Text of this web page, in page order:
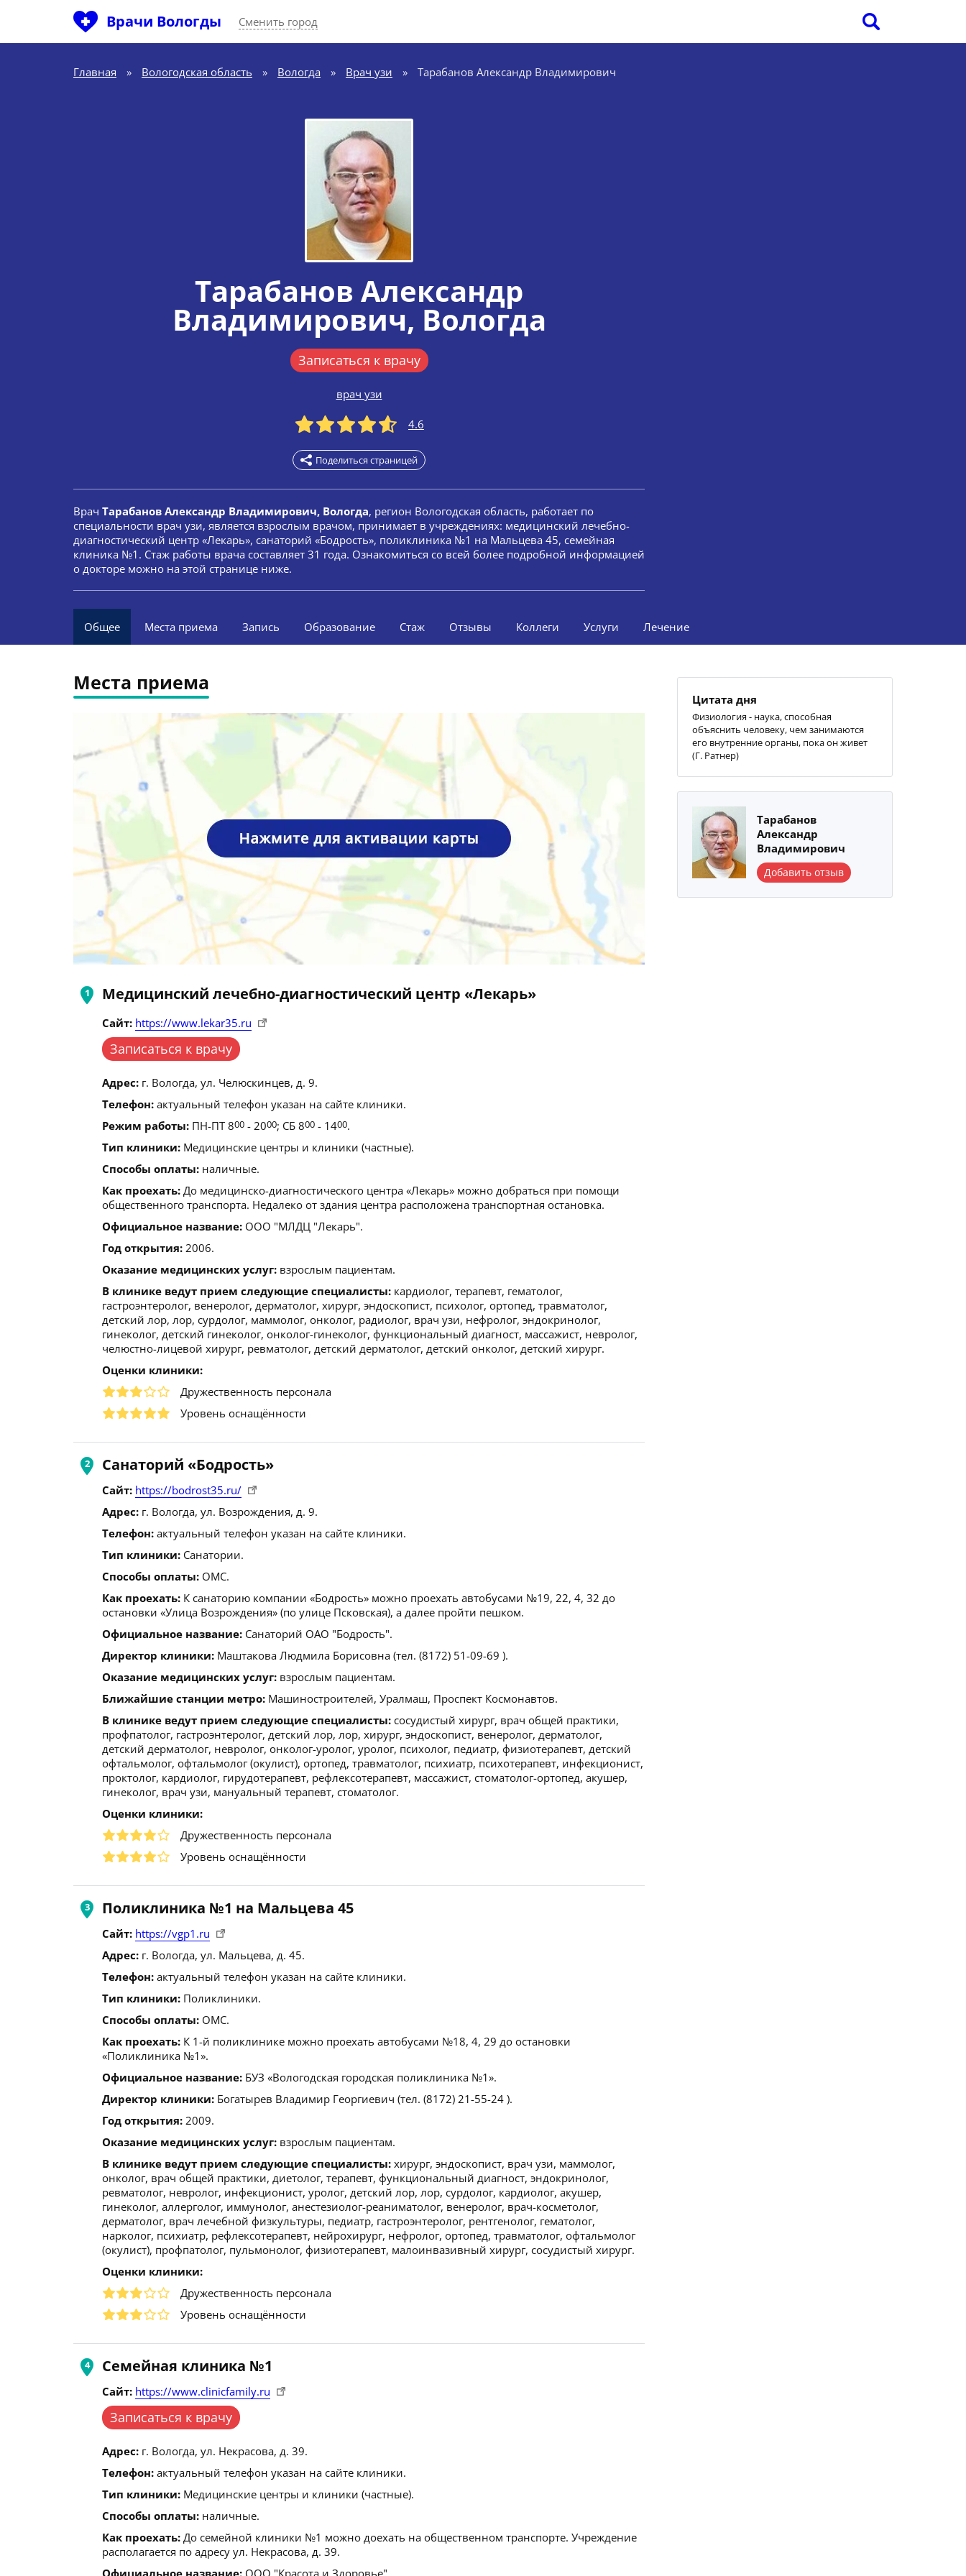
Врачи Вологды Сменить город
Главная » Вологодская область » Вологда » Врач узи » Тарабанов Александр Владимирович
Тарабанов Александр
Владимирович, Вологда
Записаться к врачу
врач узи
4.6
Поделиться страницей
Врач Тарабанов Александр Владимирович, Вологда, регион Вологодская область, работает по
специальности врач узи, является взрослым врачом, принимает в учреждениях: медицинский лечебно-
диагностический центр «Лекарь», санаторий «Бодрость», поликлиника №1 на Мальцева 45, семейная
клиника №1. Стаж работы врача составляет 31 года. Ознакомиться со всей более подробной информацией
о докторе можно на этой странице ниже.
Общее Места приема Запись Образование Стаж Отзывы Коллеги Услуги Лечение
Места приема
Медицинский лечебно-диагностический центр «Лекарь»
Сайт: https://www.lekar35.ru
Записаться к врачу
Адрес: г. Вологда, ул. Челюскинцев, д. 9.
Телефон: актуальный телефон указан на сайте клиники.
Режим работы: ПН-ПТ 800 - 2000; СБ 800 - 1400.
Тип клиники: Медицинские центры и клиники (частные).
Способы оплаты: наличные.
Как проехать: До медицинско-диагностического центра «Лекарь» можно добраться при помощи
общественного транспорта. Недалеко от здания центра расположена транспортная остановка.
Официальное название: ООО "МЛДЦ "Лекарь".
Год открытия: 2006.
Оказание медицинских услуг: взрослым пациентам.
В клинике ведут прием следующие специалисты: кардиолог, терапевт, гематолог,
гастроэнтеролог, венеролог, дерматолог, хирург, эндоскопист, психолог, ортопед, травматолог,
детский лор, лор, сурдолог, маммолог, онколог, радиолог, врач узи, нефролог, эндокринолог,
гинеколог, детский гинеколог, онколог-гинеколог, функциональный диагност, массажист, невролог,
челюстно-лицевой хирург, ревматолог, детский дерматолог, детский онколог, детский хирург.
Оценки клиники:
Дружественность персонала
Уровень оснащённости
Санаторий «Бодрость»
Сайт: https://bodrost35.ru/
Адрес: г. Вологда, ул. Возрождения, д. 9.
Телефон: актуальный телефон указан на сайте клиники.
Тип клиники: Санатории.
Способы оплаты: ОМС.
Как проехать: К санаторию компании «Бодрость» можно проехать автобусами №19, 22, 4, 32 до
остановки «Улица Возрождения» (по улице Псковская), а далее пройти пешком.
Официальное название: Санаторий ОАО "Бодрость".
Директор клиники: Маштакова Людмила Борисовна (тел. (8172) 51-09-69 ).
Оказание медицинских услуг: взрослым пациентам.
Ближайшие станции метро: Машиностроителей, Уралмаш, Проспект Космонавтов.
В клинике ведут прием следующие специалисты: сосудистый хирург, врач общей практики,
профпатолог, гастроэнтеролог, детский лор, лор, хирург, эндоскопист, венеролог, дерматолог,
детский дерматолог, невролог, онколог-уролог, уролог, психолог, педиатр, физиотерапевт, детский
офтальмолог, офтальмолог (окулист), ортопед, травматолог, психиатр, психотерапевт, инфекционист,
проктолог, кардиолог, гирудотерапевт, рефлексотерапевт, массажист, стоматолог-ортопед, акушер,
гинеколог, врач узи, мануальный терапевт, стоматолог.
Оценки клиники:
Дружественность персонала
Уровень оснащённости
Поликлиника №1 на Мальцева 45
Сайт: https://vgp1.ru
Адрес: г. Вологда, ул. Мальцева, д. 45.
Телефон: актуальный телефон указан на сайте клиники.
Тип клиники: Поликлиники.
Способы оплаты: ОМС.
Как проехать: К 1-й поликлинике можно проехать автобусами №18, 4, 29 до остановки
«Поликлиника №1».
Официальное название: БУЗ «Вологодская городская поликлиника №1».
Директор клиники: Богатырев Владимир Георгиевич (тел. (8172) 21-55-24 ).
Год открытия: 2009.
Оказание медицинских услуг: взрослым пациентам.
В клинике ведут прием следующие специалисты: хирург, эндоскопист, врач узи, маммолог,
онколог, врач общей практики, диетолог, терапевт, функциональный диагност, эндокринолог,
ревматолог, невролог, инфекционист, уролог, детский лор, лор, сурдолог, кардиолог, акушер,
гинеколог, аллерголог, иммунолог, анестезиолог-реаниматолог, венеролог, врач-косметолог,
дерматолог, врач лечебной физкультуры, педиатр, гастроэнтеролог, рентгенолог, гематолог,
нарколог, психиатр, рефлексотерапевт, нейрохирург, нефролог, ортопед, травматолог, офтальмолог
(окулист), профпатолог, пульмонолог, физиотерапевт, малоинвазивный хирург, сосудистый хирург.
Оценки клиники:
Дружественность персонала
Уровень оснащённости
Семейная клиника №1
Сайт: https://www.clinicfamily.ru
Записаться к врачу
Адрес: г. Вологда, ул. Некрасова, д. 39.
Телефон: актуальный телефон указан на сайте клиники.
Тип клиники: Медицинские центры и клиники (частные).
Способы оплаты: наличные.
Как проехать: До семейной клиники №1 можно доехать на общественном транспорте. Учреждение
располагается по адресу ул. Некрасова, д. 39.
Официальное название: ООО "Красота и Здоровье".
Цитата дня
Физиология - наука, способная
объяснить человеку, чем занимаются
его внутренние органы, пока он живет
(Г. Ратнер)
Тарабанов
Александр
Владимирович
Добавить отзыв